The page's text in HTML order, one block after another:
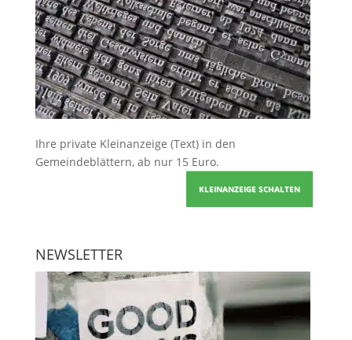
Ihre private Kleinanzeige (Text) in den
Gemeindeblättern, ab nur 15 Euro.
KLEINANZEIGE SCHALTEN
NEWSLETTER